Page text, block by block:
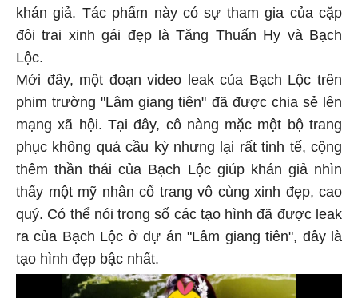
khán giả. Tác phẩm này có sự tham gia của cặp
đôi trai xinh gái đẹp là Tăng Thuấn Hy và Bạch
Lộc.
Mới đây, một đoạn video leak của Bạch Lộc trên
phim trường "Lâm giang tiên" đã được chia sẻ lên
mạng xã hội. Tại đây, cô nàng mặc một bộ trang
phục không quá cầu kỳ nhưng lại rất tinh tế, cộng
thêm thần thái của Bạch Lộc giúp khán giả nhìn
thấy một mỹ nhân cổ trang vô cùng xinh đẹp, cao
quý. Có thể nói trong số các tạo hình đã được leak
ra của Bạch Lộc ở dự án "Lâm giang tiên", đây là
tạo hình đẹp bậc nhất.